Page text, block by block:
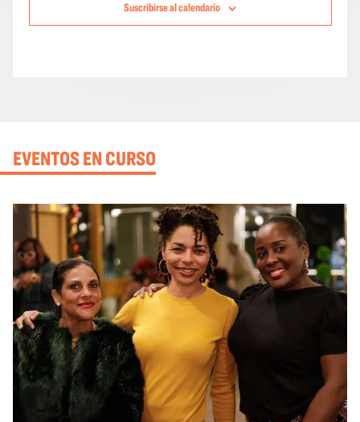
Suscribirse al calendario
EVENTOS EN CURSO